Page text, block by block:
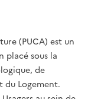
(PUCA) est un
placé sous la
de
du Logement.